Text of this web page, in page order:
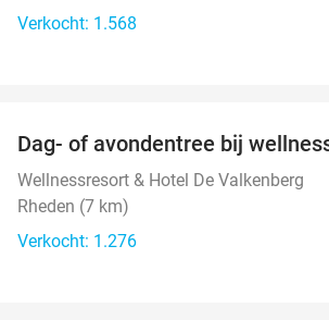
Verkocht: 1.568
Dag- of avondentree bij
Wellnessresort & Hotel De Valkenberg
Rheden (7 km)
Verkocht: 1.276